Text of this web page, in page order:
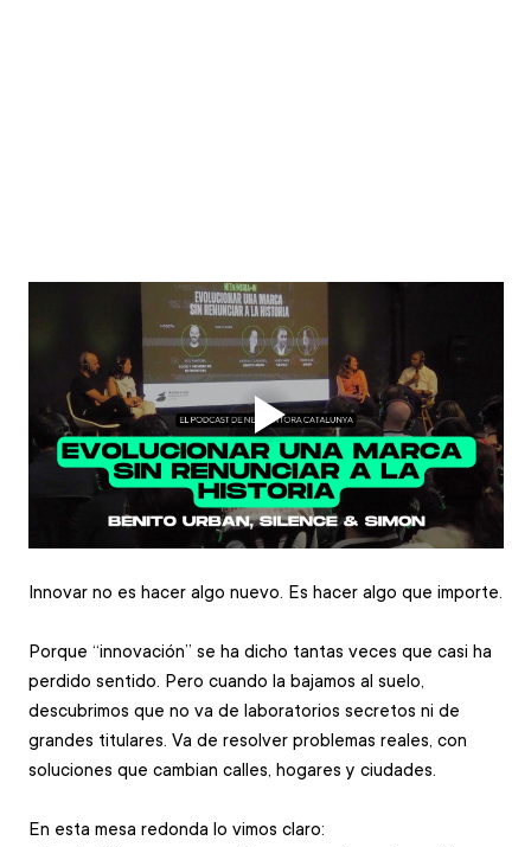
Innovar no es hacer algo nuevo. Es hacer algo que importe.
Porque “innovación” se ha dicho tantas veces que casi ha
perdido sentido. Pero cuando la bajamos al suelo,
descubrimos que no va de laboratorios secretos ni de
grandes titulares. Va de resolver problemas reales, con
soluciones que cambian calles, hogares y ciudades.
En esta mesa redonda lo vimos claro: